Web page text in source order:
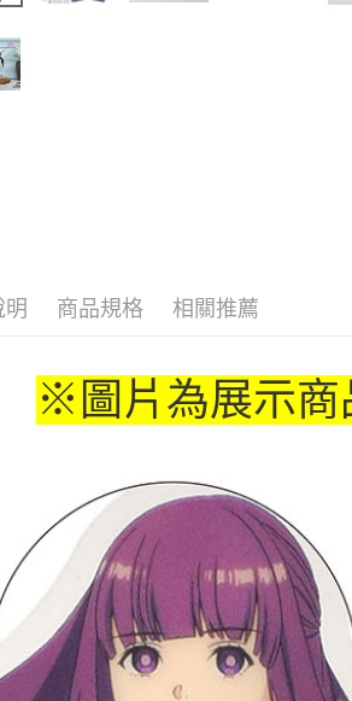
明 商品規格 相關推薦
※圖片為展示商